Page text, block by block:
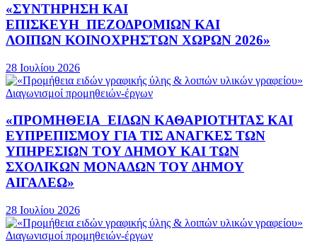
«ΣΥΝΤΗΡΗΣΗ ΚΑΙ
ΕΠΙΣΚΕΥΗ ΠΕΖΟΔΡΟΜΙΩΝ ΚΑΙ
ΛΟΙΠΩΝ ΚΟΙΝΟΧΡΗΣΤΩΝ ΧΩΡΩΝ 2026»
28 Ιουλίου 2026
Διαγωνισμοί προμηθειών-έργων
«ΠΡΟΜΗΘΕΙΑ ΕΙΔΩΝ ΚΑΘΑΡΙΟΤΗΤΑΣ ΚΑΙ
ΕΥΠΡΕΠΙΣΜΟΥ ΓΙΑ ΤΙΣ ΑΝΑΓΚΕΣ ΤΩΝ
ΥΠΗΡΕΣΙΩΝ ΤΟΥ ΔΗΜΟΥ ΚΑΙ ΤΩΝ
ΣΧΟΛΙΚΩΝ ΜΟΝΑΔΩΝ ΤΟΥ ΔΗΜΟΥ
ΑΙΓΑΛΕΩ»
28 Ιουλίου 2026
Διαγωνισμοί προμηθειών-έργων